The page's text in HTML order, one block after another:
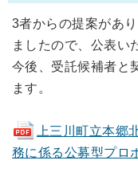
3者からの提案があ
ましたので、公表い
今後、受託候補者と
ます。
上三川町立本郷
務に係る公募型プロ